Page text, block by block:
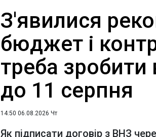
З'явилися
бюджет і
треба
до 11 серпня
14:50 06.08.2026 Чт
Як підписати договір з ВНЗ